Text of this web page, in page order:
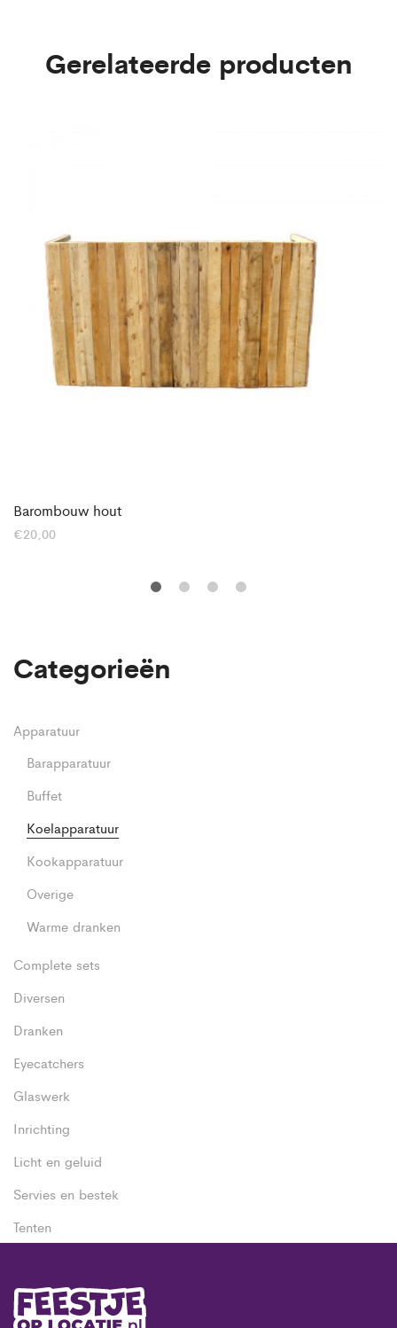
Gerelateerde producten
Barombouw hout
€20,00
Categorieën
Apparatuur
Barapparatuur
Buffet
Koelapparatuur
Kookapparatuur
Overige
Warme dranken
Complete sets
Diversen
Dranken
Eyecatchers
Glaswerk
Inrichting
Licht en geluid
Servies en bestek
Tenten